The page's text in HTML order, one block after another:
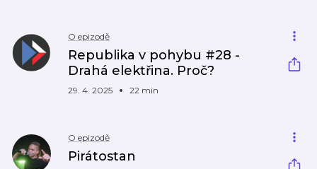
O epizodě
Republika v pohybu #28 -
Drahá elektřina. Proč?
29. 4. 2025 22 min
O epizodě
Pirátostan